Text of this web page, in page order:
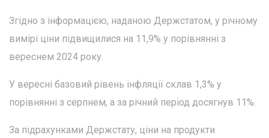
Згідно з інформацією, наданою Держстатом, у річному
вимірі ціни підвищилися на 11,9% у порівнянні з
вереснем 2024 року.
У вересні базовий рівень інфляції склав 1,3% у
порівнянні з серпнем, а за річний період досягнув 11%.
За підрахунками Держстату, ціни на продукти